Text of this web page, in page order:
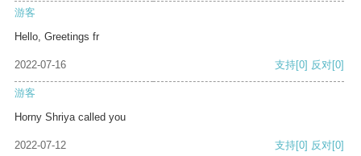
游客
Hello, Greetings fr
2022-07-16 支持[0] 反对[0]
游客
Horny Shriya called you
2022-07-12 支持[0] 反对[0]